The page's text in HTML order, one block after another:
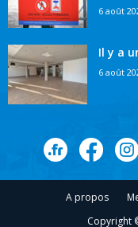
6 août
Il y a
6 août
A propos
Copyright